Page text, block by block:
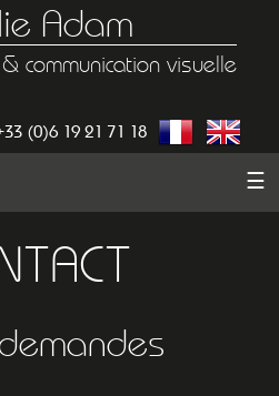
Adam
communication visuelle
(0)6 19 21 71 18
☰